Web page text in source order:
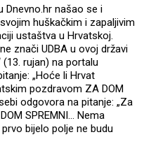
Dnevno.hr našao se i
huškačkim i zapaljivim
ustaštva u Hrvatskoj.
znači UDBA u ovoj državi
rujan) na portalu
„Hoće li Hrvat
pozdravom ZA DOM
odgovora na pitanje: „Za
SPREMNI… Nema
bijelo polje ne budu